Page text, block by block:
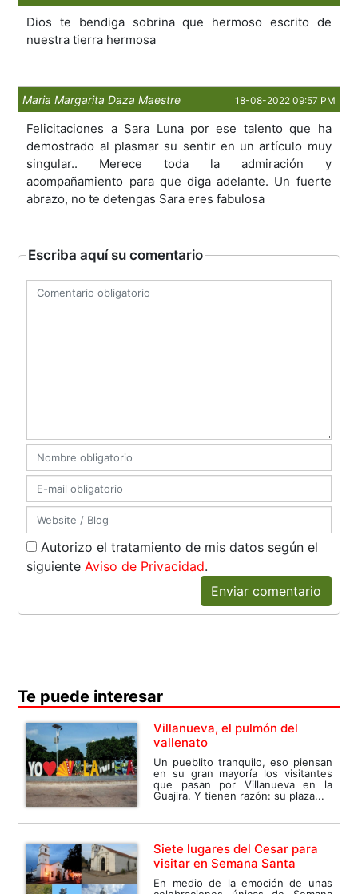
Dios te bendiga sobrina que hermoso escrito de
nuestra tierra hermosa
Maria Margarita Daza Maestre 18-08-2022 09:57 PM
Felicitaciones a Sara Luna por ese talento que ha
demostrado al plasmar su sentir en un artículo muy
singular.. Merece toda la admiración y
acompañamiento para que diga adelante. Un fuerte
abrazo, no te detengas Sara eres fabulosa
Escriba aquí su comentario
Autorizo el tratamiento de mis datos según el
siguienteAviso de Privacidad.
Enviar comentario
Te puede interesar
Villanueva, el pulmón del
vallenato
Un pueblito tranquilo, eso piensan
en su gran mayoría los visitantes
que pasan por Villanueva en la
Guajira. Y tienen razón: su plaza...
Siete lugares del Cesar para
visitar en Semana Santa
En medio de la emoción de unas